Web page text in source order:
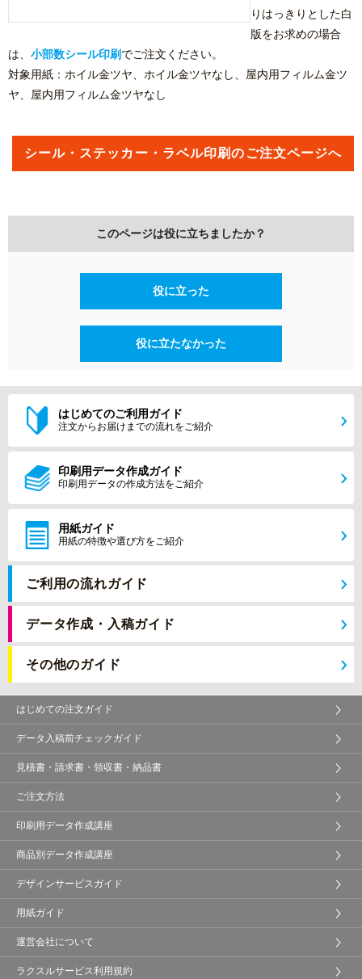
りはっきりとした白
版をお求めの場合
は、 小部数シール印刷でご注文ください。
対象用紙：ホイル金ツヤ、ホイル金ツヤなし、屋内用フィルム金ツ
ヤ、屋内用フィルム金ツヤなし
シール・ステッカー・ラベル印刷のご注文ページへ
このページは役に立ちましたか？
役に立った
役に立たなかった
はじめてのご利用ガイド
注文からお届けまでの流れをご紹介
印刷用データ作成ガイド
印刷用データの作成方法をご紹介
用紙ガイド
用紙の特徴や選び方をご紹介
ご利用の流れガイド
データ作成・入稿ガイド
その他のガイド
はじめての注文ガイド
データ入稿前チェックガイド
見積書・請求書・領収書・納品書
ご注文方法
印刷用データ作成講座
商品別データ作成講座
デザインサービスガイド
用紙ガイド
運営会社について
ラクスルサービス利用規約